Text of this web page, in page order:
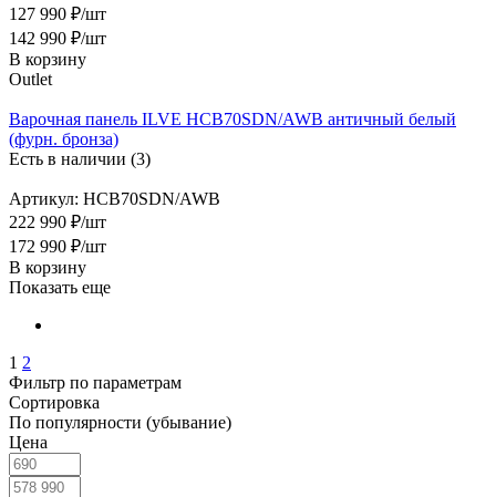
127 990 ₽/шт
142 990 ₽/шт
В корзину
Outlet
Варочная панель ILVE HCB70SDN/AWB античный белый
(фурн. бронза)
Есть в наличии (3)
Артикул: HCB70SDN/AWB
222 990 ₽/шт
172 990 ₽/шт
В корзину
Показать еще
1 2
Фильтр по параметрам
Сортировка
По популярности (убывание)
Цена